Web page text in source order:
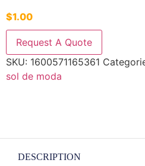
$1.00
Request A Quote
SKU: 1600571165361
sol de moda
DESCRIPTION